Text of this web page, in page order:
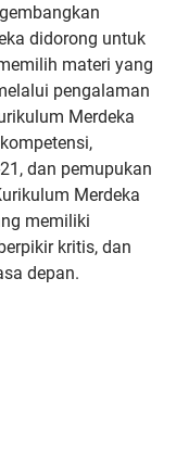
didorong untuk
materi yang
pengalaman
Merdeka
dan pemupukan
Merdeka
memiliki
kritis, dan
depan.